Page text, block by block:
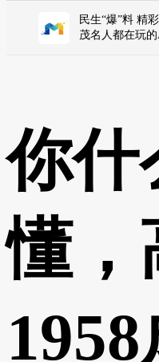
民生“爆”料 精
茂名人都在玩的
你什
懂，
1958